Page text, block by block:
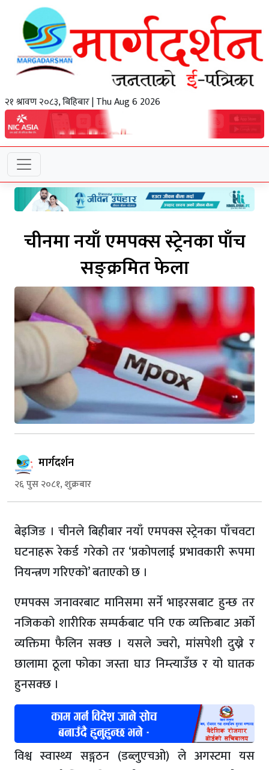
२१ श्रावण २०८३, बिहिबार | Thu Aug 6 2026
चीनमा नयाँ एमपक्स स्ट्रेनका पाँच
सङ्क्रमित फेला
मार्गदर्शन
२६ पुस २०८१, शुक्रबार
बेइजिङ । चीनले बिहीबार नयाँ एमपक्स स्ट्रेनका पाँचवटा
घटनाहरू रेकर्ड गरेको तर ‘प्रकोपलाई प्रभावकारी रूपमा
नियन्त्रण गरिएको’ बताएको छ ।
एमपक्स जनावरबाट मानिसमा सर्ने भाइरसबाट हुन्छ तर
नजिकको शारीरिक सम्पर्कबाट पनि एक व्यक्तिबाट अर्को
व्यक्तिमा फैलिन सक्छ । यसले ज्वरो, मांसपेशी दुख्ने र
छालामा ठूला फोका जस्ता घाउ निम्त्याउँछ र यो घातक
हुनसक्छ ।
विश्व स्वास्थ्य सङ्गठन (डब्लुएचओ) ले अगस्टमा यस